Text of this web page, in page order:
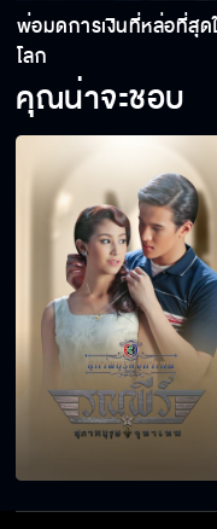
พ่อมดการเงินที่หล่อที่สุด
โลก
คุณน่าจะชอบ